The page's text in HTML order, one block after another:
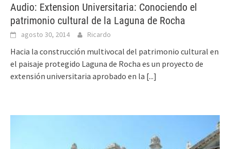
Audio: Extension Universitaria: Conociendo el
patrimonio cultural de la Laguna de Rocha
agosto 30, 2014 Ricardo
Hacia la construcción multivocal del patrimonio cultural en
el paisaje protegido Laguna de Rocha es un proyecto de
extensión universitaria aprobado en la [...]